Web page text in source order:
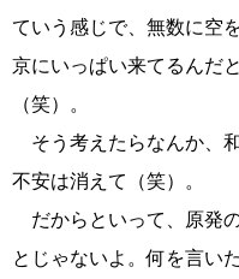
ていう感じで、無数に空
京にいっぱい来てるんだ
（笑）。
そう考えたらなんか、
不安は消えて（笑）。
だからといって、原発
とじゃないよ。何を言い